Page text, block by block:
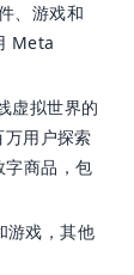
、游戏和
Meta
虚拟世界的
用户探索
字商品，包
戏，其他